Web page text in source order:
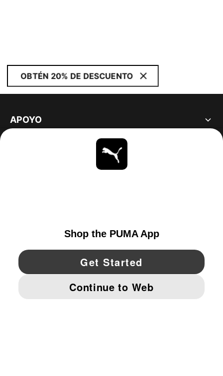
OBTÉN 20% DE DESCUENTO
APOYO
YouTube Twitter Pinterest
IMPRINT AND LEGAL DATA